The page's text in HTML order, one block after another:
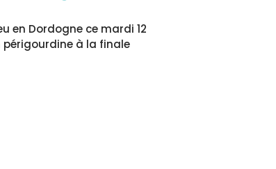
en Dordogne ce mardi 12
périgourdine à la finale